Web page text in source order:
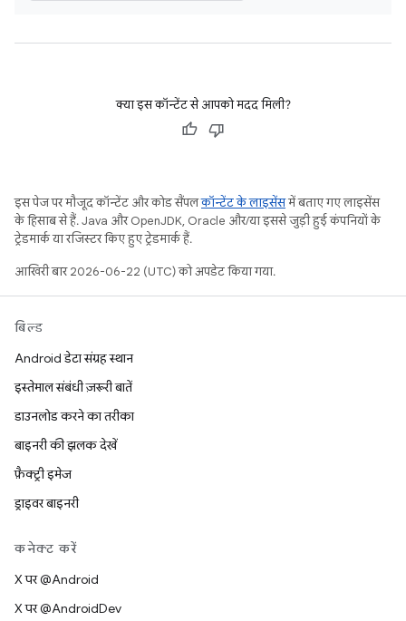
क्या इस कॉन्टेंट से आपको मदद मिली?
इस पेज पर मौजूद कॉन्टेंट और कोड सैंपलकॉन्टेंट के लाइसेंसमें बताए गए लाइसेंस
के हिसाब से हैं. Java और OpenJDK, Oracle और/या इससे जुड़ी हुई कंपनियों के
ट्रेडमार्क या रजिस्टर किए हुए ट्रेडमार्क हैं.
आखिरी बार 2026-06-22 (UTC) को अपडेट किया गया.
बिल्ड
Android डेटा संग्रह स्थान
इस्तेमाल संबंधी ज़रूरी बातें
डाउनलोड करने का तरीका
बाइनरी की झलक देखें
फ़ैक्ट्री इमेज
ड्राइवर बाइनरी
कनेक्ट करें
X पर @Android
X पर @AndroidDev